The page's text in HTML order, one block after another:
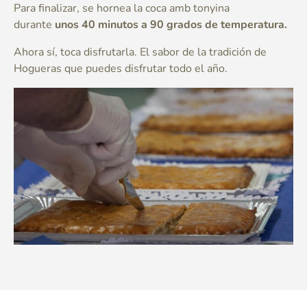
Para finalizar, se hornea la coca amb tonyina
durante unos 40 minutos a 90 grados de temperatura.
Ahora sí, toca disfrutarla. El sabor de la tradición de
Hogueras que puedes disfrutar todo el año.